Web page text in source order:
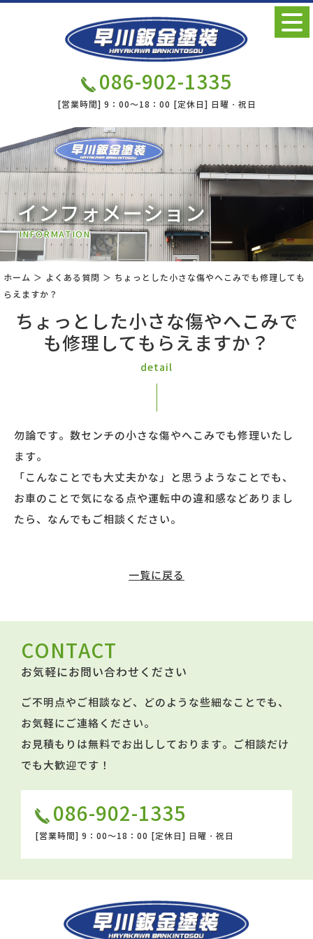
086-902-1335
[営業時間] 9：00～18：00 [定休日] 日曜・祝日
インフォメーション
INFORMATION
ホーム ＞ よくある質問 ＞ ちょっとした小さな傷やへこみでも修理しても
らえますか？
ちょっとした小さな傷やへこみで
も修理してもらえますか？
detail
勿論です。数センチの小さな傷やへこみでも修理いたし
ます。
「こんなことでも大丈夫かな」と思うようなことでも、
お車のことで気になる点や運転中の違和感などありまし
たら、なんでもご相談ください。
一覧に戻る
CONTACT
お気軽にお問い合わせください
ご不明点やご相談など、どのような些細なことでも、
お気軽にご連絡ください。
お見積もりは無料でお出ししております。ご相談だけ
でも大歓迎です！
086-902-1335
[営業時間] 9：00～18：00 [定休日] 日曜・祝日